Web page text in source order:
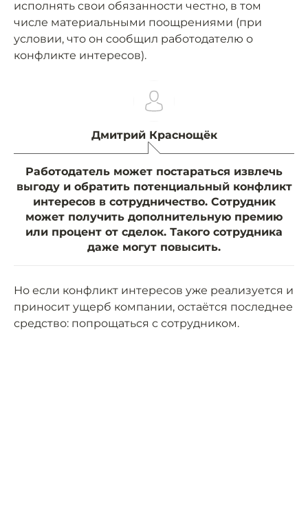
исполнять свои обязанности честно, в том
числе материальными поощрениями (при
условии, что он сообщил работодателю о
конфликте интересов).
Дмитрий Краснощёк
Работодатель может постараться извлечь
выгоду и обратить потенциальный конфликт
интересов в сотрудничество. Сотрудник
может получить дополнительную премию
или процент от сделок. Такого сотрудника
даже могут повысить.
Но если конфликт интересов уже реализуется и
приносит ущерб компании, остаётся последнее
средство: попрощаться с сотрудником.